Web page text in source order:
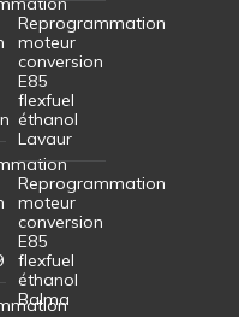
Reprogrammation
moteur
conversion
E85
flexfuel
éthanol
Lavaur
Reprogrammation
moteur
conversion
E85
flexfuel
éthanol
Balma